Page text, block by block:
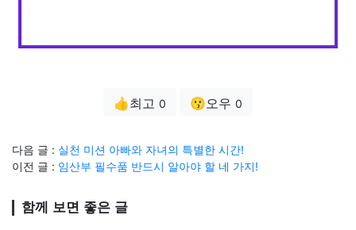
👍최고 0 😗오우 0
다음 글 : 실천 미션 아빠와 자녀의 특별한 시간!
이전 글 : 임산부 필수품 반드시 알아야 할 네 가지!
함께 보면 좋은 글